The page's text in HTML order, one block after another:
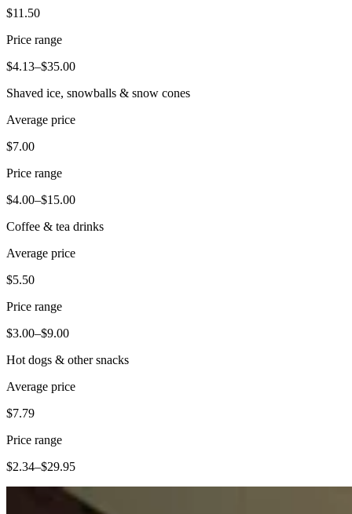
Panaderías
Acepta pagos
Haz crecer tu negocio
Programa y paga a tu equipo
Administra tu flujo de caja
Mejora las operaciones
Descubrir
Descripción general
Cambia a Square
Tipos
Ropa
Vino y licor
Tiendas de comestibles
Jardín
$11.50
Price range
$4.13–$35.00
Shaved ice, snowballs & snow cones
Average price
$7.00
Price range
$4.00–$15.00
Coffee & tea drinks
Average price
$5.50
Price range
$3.00–$9.00
Hot dogs & other snacks
Average price
$7.79
Price range
$2.34–$29.95